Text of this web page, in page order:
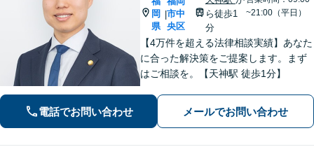
岡
県
|市中
央区
ら徒歩1
分
~21:00（平日）
【4万件を超える法律相談実績】あなた
に合った解決策をご提案します。まず
はご相談を。【天神駅 徒歩1分】
電話でお問い合わせ メールでお問い合わせ